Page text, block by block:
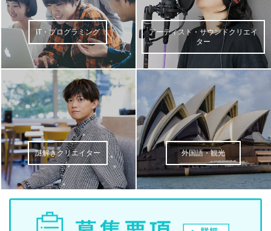
IT・プログラミング
アーティスト・サウンドクリエイ
ター
謎解きクリエイター 外国語・観光